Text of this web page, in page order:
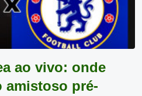
ao vivo: onde
amistoso pré-